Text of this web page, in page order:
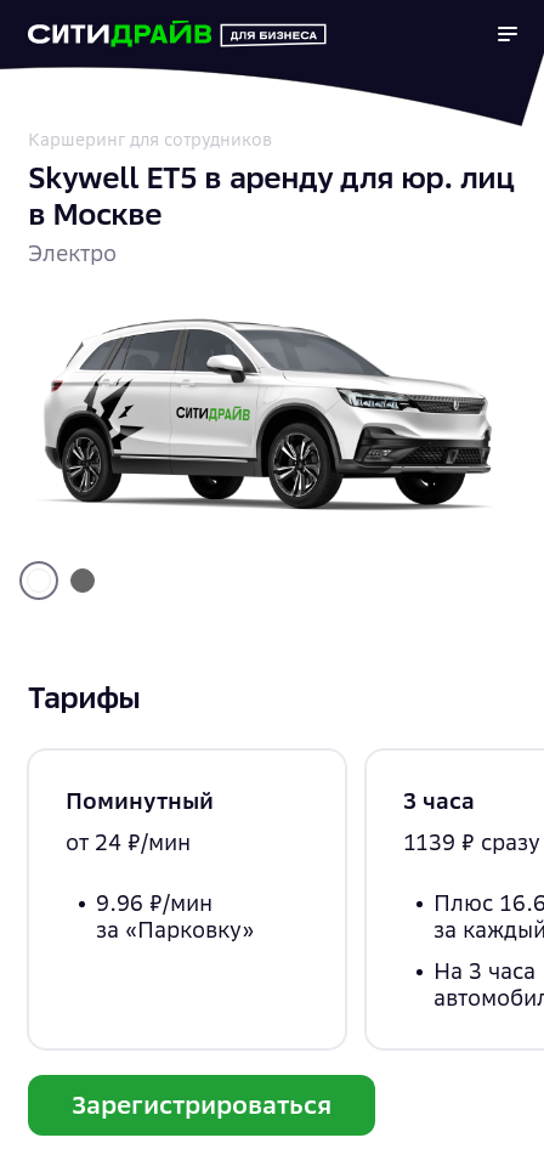
Каршеринг для сотрудников
Skywell ET5 в аренду для юр. лиц
в Москве
Электро
Тарифы
Поминутный
от 24 ₽/мин
9.96 ₽/мин
за «Парковку»
3 часа
1139 ₽ сразу
Плюс
за
На 3 часа
Зарегистрироваться